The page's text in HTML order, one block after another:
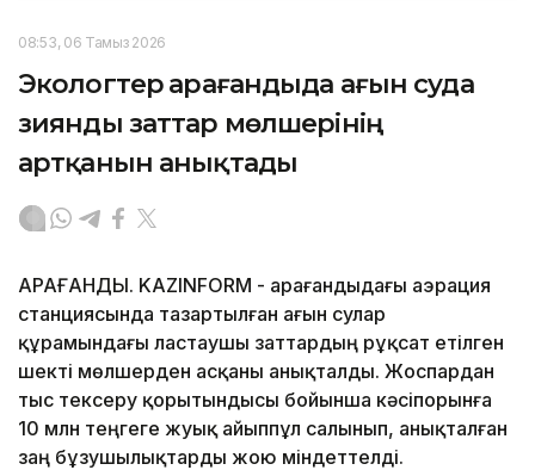
08:53, 06 Тамыз 2026
Экологтер Қарағандыда ағын суда
зиянды заттар мөлшерінің
артқанын анықтады
ҚАРАҒАНДЫ. KAZINFORM - Қарағандыдағы аэрация
станциясында тазартылған ағын сулар
құрамындағы ластаушы заттардың рұқсат етілген
шекті мөлшерден асқаны анықталды. Жоспардан
тыс тексеру қорытындысы бойынша кәсіпорынға
10 млн теңгеге жуық айыппұл салынып, анықталған
заң бұзушылықтарды жою міндеттелді.